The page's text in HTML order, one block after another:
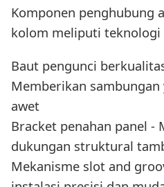
Komponen penghubung
kolom meliputi teknologi
Baut pengunci
Memberikan
awet
Bracket penahan panel -
dukungan struktural
Mekanisme slot and